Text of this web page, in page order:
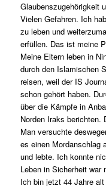
Glaubenszugehörigkeit
Vielen Gefahren. Ich
zu leben und
erfüllen. Das ist meine
Meine Eltern leben in
durch den Islamischen
reisen, weil der IS
schon gehört haben.
über die Kämpfe in
Norden Iraks berichten.
Man versuchte
es einen Mordanschlag
und lebte. Ich konnte
Leben in Sicherheit war
Ich bin jetzt 44 Jahre